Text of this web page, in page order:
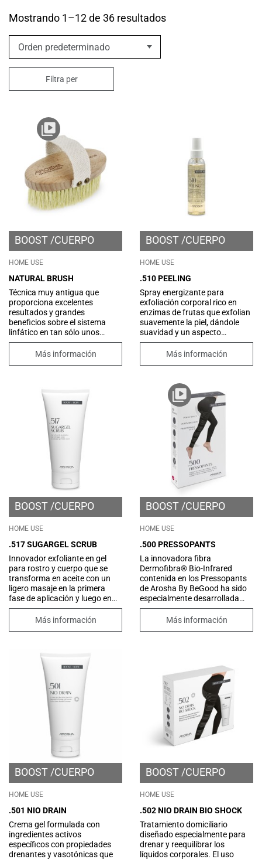
Mostrando 1–12 de 36 resultados
Filtra per
BOOST CUERPO
HOME USE
NATURAL BRUSH
Técnica muy antigua que
proporciona excelentes
resultados y grandes
beneficios sobre el sistema
linfático en tan sólo unos
minutos al día.
Las cerdas de este cepillo
llamado "Ixtle"), una planta
suculenta que crece
espontáneamente en el
desierto desierto del norte de
Más información
BOOST CUERPO
HOME USE
.510 PEELING
Spray energizante para
exfoliación corporal rico en
enzimas de frutas que exfolian
suavemente la piel, dándole
suavidad y un aspecto
radiante. Extremadamente
delicado y superficial, es
progresiva. Optimiza la
efectividad de las cremas de la
línea Boost/Body.
Más información
BOOST CUERPO
HOME USE
.517 SUGARGEL SCRUB
Innovador exfoliante en gel
para rostro y cuerpo que se
transforma en aceite con un
ligero masaje en la primera
fase de aplicación y luego en
leche al mezclarse con agua.
Una sorprendente
emoliente del aceite de
aguacate y aceite de
almendras dulces, junto con la
frescura de una leche
hidratante.
Más información
BOOST CUERPO
HOME USE
.500 PRESSOPANTS
La innovadora fibra
Dermofibra® Bio-Infrared
contenida en los Pressopants
de Arosha By BeGood ha sido
especialmente desarrollada
para estimular la circulación,
drenar los líquidos en
Más información
BOOST CUERPO
HOME USE
.501 NIO DRAIN
Crema gel formulada con
ingredientes activos
específicos con propiedades
drenantes y vasotónicas que
BOOST CUERPO
HOME USE
.502 NIO DRAIN BIO SHOCK
Tratamiento domiciliario
diseñado especialmente para
drenar y reequilibrar los
líquidos corporales. El uso